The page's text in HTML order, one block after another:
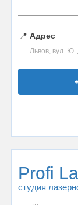
📍 Адрес
Львов, вул. Ю.
Profi
студия